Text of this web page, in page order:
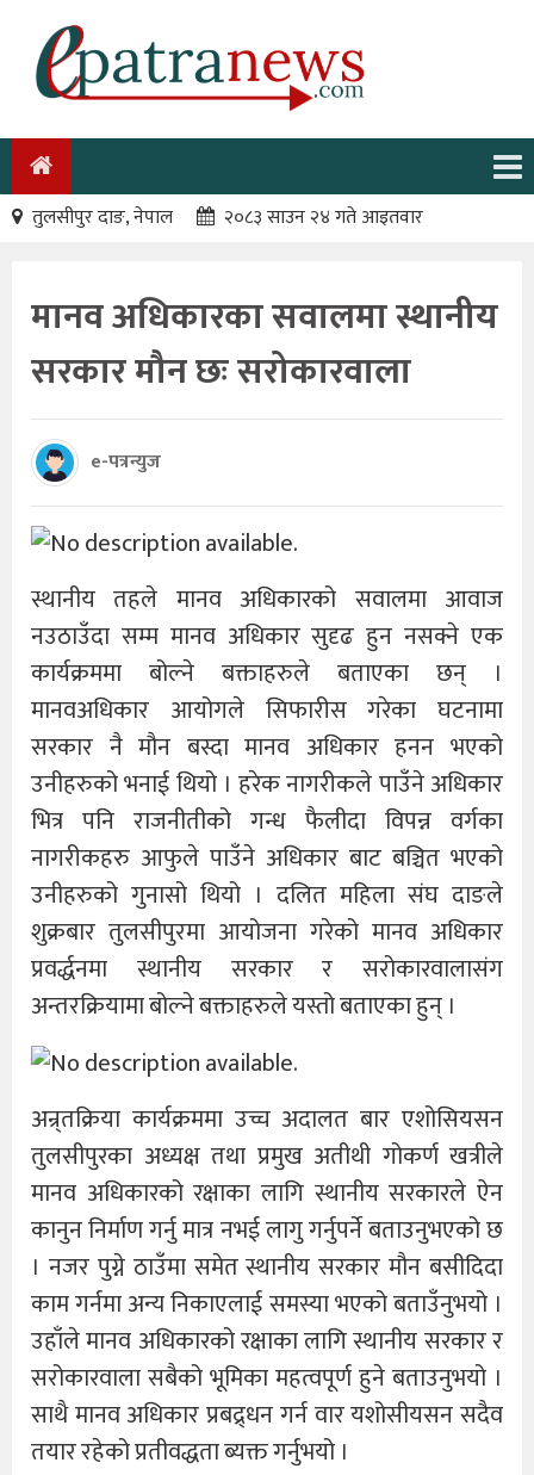
तुलसीपुर दाङ, नेपाल २०८३ साउन २४ गते आइतवार
मानव अधिकारका सवालमा स्थानीय
सरकार मौन छः सरोकारवाला
e-पत्रन्युज
स्थानीय तहले मानव अधिकारको सवालमा आवाज
नउठाउँदा सम्म मानव अधिकार सुदृढ हुन नसक्ने एक
कार्यक्रममा बोल्ने बक्ताहरुले बताएका छन् ।
मानवअधिकार आयोगले सिफारीस गरेका घटनामा
सरकार नै मौन बस्दा मानव अधिकार हनन भएको
उनीहरुको भनाई थियो । हरेक नागरीकले पाउँने अधिकार
भित्र पनि राजनीतीको गन्ध फैलीदा विपन्न वर्गका
नागरीकहरु आफुले पाउँने अधिकार बाट बञ्चित भएको
उनीहरुको गुनासो थियो । दलित महिला संघ दाङले
शुक्रबार तुलसीपुरमा आयोजना गरेको मानव अधिकार
प्रवर्द्धनमा स्थानीय सरकार र सरोकारवालासंग
अन्तरक्रियामा बोल्ने बक्ताहरुले यस्तो बताएका हुन् ।
अन्र्तक्रिया कार्यक्रममा उच्च अदालत बार एशोसियसन
तुलसीपुरका अध्यक्ष तथा प्रमुख अतीथी गोकर्ण खत्रीले
मानव अधिकारको रक्षाका लागि स्थानीय सरकारले ऐन
कानुन निर्माण गर्नु मात्र नभई लागु गर्नुपर्ने बताउनुभएको छ
। नजर पुग्ने ठाउँमा समेत स्थानीय सरकार मौन बसीदिदा
काम गर्नमा अन्य निकाएलाई समस्या भएको बताउँनुभयो ।
उहाँले मानव अधिकारको रक्षाका लागि स्थानीय सरकार र
सरोकारवाला सबैको भूमिका महत्वपूर्ण हुने बताउनुभयो ।
साथै मानव अधिकार प्रबद्र्धन गर्न वार यशोसीयसन सदैव
तयार रहेको प्रतीवद्धता ब्यक्त गर्नुभयो ।